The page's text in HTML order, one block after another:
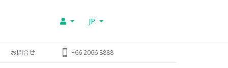
JP
お問合せ +66 2066 8888